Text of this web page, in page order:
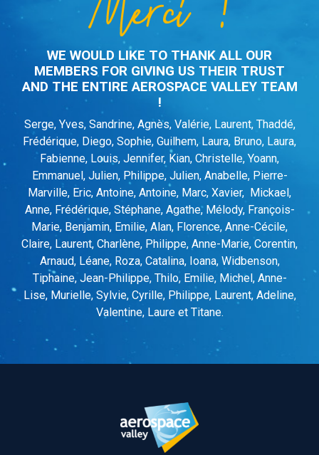
WE WOULD LIKE TO THANK ALL OUR
MEMBERS FOR GIVING US THEIR TRUST
AND THE ENTIRE AEROSPACE VALLEY TEAM
!
Serge, Yves, Sandrine, Agnès, Valérie, Laurent, Thaddé,
Frédérique, Diego, Sophie, Guilhem, Laura, Bruno, Laura,
Fabienne, Louis, Jennifer, Kian, Christelle, Yoann,
Emmanuel, Julien, Philippe, Julien, Anabelle, Pierre-
Marville, Eric, Antoine, Antoine, Marc, Xavier, Mickael,
Anne, Frédérique, Stéphane, Agathe, Mélody, François-
Marie, Benjamin, Emilie, Alan, Florence, Anne-Cécile,
Claire, Laurent, Charlène, Philippe, Anne-Marie, Corentin,
Arnaud, Léane, Roza, Catalina, Ioana, Widbenson,
Tiphaine, Jean-Philippe, Thilo, Emilie, Michel, Anne-
Lise, Murielle, Sylvie, Cyrille, Philippe, Laurent, Adeline,
Valentine, Laure et Titane.